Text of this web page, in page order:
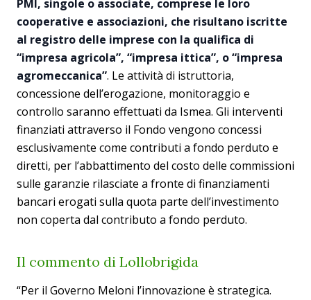
PMI, singole o associate, comprese le loro
cooperative e associazioni, che risultano iscritte
al registro delle imprese con la qualifica di
“impresa agricola”, “impresa ittica”, o “impresa
agromeccanica”. Le attività di istruttoria,
concessione dell’erogazione, monitoraggio e
controllo saranno effettuati da Ismea. Gli interventi
finanziati attraverso il Fondo vengono concessi
esclusivamente come contributi a fondo perduto e
diretti, per l’abbattimento del costo delle commissioni
sulle garanzie rilasciate a fronte di finanziamenti
bancari erogati sulla quota parte dell’investimento
non coperta dal contributo a fondo perduto.
Il commento di Lollobrigida
“Per il Governo Meloni l’innovazione è strategica.